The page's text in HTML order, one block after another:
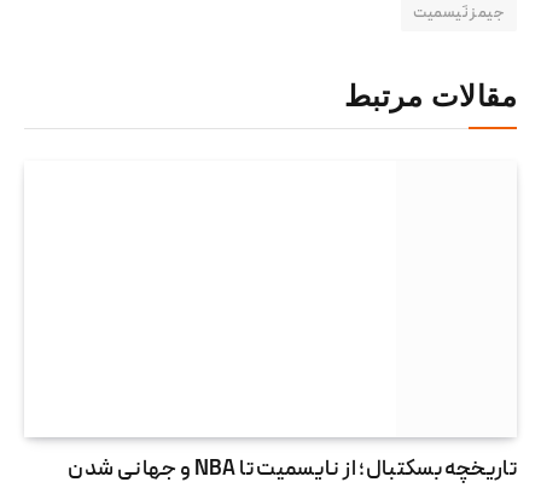
جیمز نَیسمیت
مقالات مرتبط
تاریخچه بسکتبال؛ از نایسمیت تا NBA و جهانی شدن